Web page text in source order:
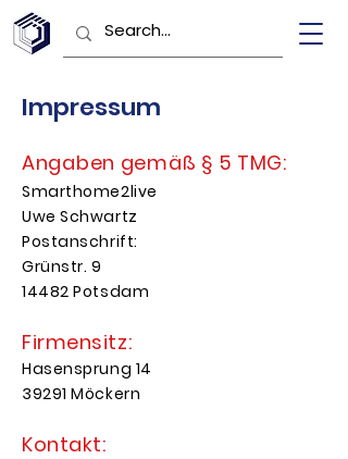
Impressum
Angaben gemäß § 5 TMG:
Smarthome2live
Uwe Schwartz
Postanschrift:
Grünstr. 9
14482 Potsdam
Firmensitz:
Hasensprung 14
39291 Möckern
Kontakt: